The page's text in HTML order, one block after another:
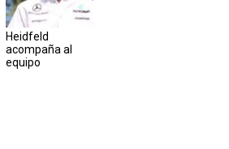
Heidfeld
acompaña al
equipo